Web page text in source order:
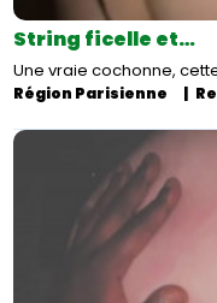
String ficelle et…
Une vraie cochonne,
Région Parisienne